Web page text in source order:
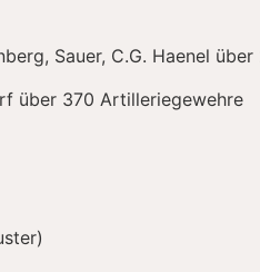
Sauer, C.G. Haenel
über 370 Artilleriegewehre